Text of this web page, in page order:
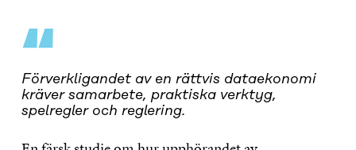
“
Förverkligandet av en rättvis dataekonomi
kräver samarbete, praktiska verktyg,
spelregler och reglering.